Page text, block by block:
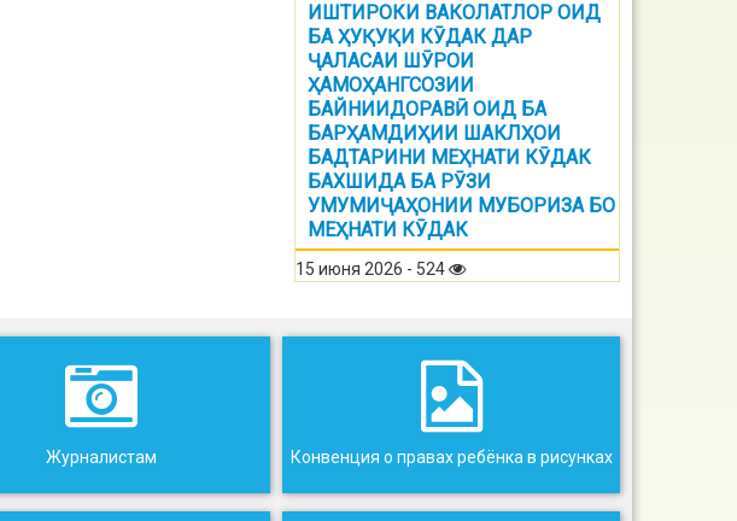
ИШТИРОКИ ВАКОЛАТЛОР ОИД
БА ҲУҚУҚИ КӮДАК ДАР
ҶАЛАСАИ ШӮРОИ
ҲАМОҲАНГСОЗИИ
БАЙНИИДОРАВӢ ОИД БА
БАРҲАМДИҲИИ ШАКЛҲОИ
БАДТАРИНИ МЕҲНАТИ КӮДАК
БАХШИДА БА РӮЗИ
УМУМИҶАҲОНИИ МУБОРИЗА БО
МЕҲНАТИ КӮДАК
15 июня 2026 - 524
Журналистам Конвенция о правах ребёнка в рисунках